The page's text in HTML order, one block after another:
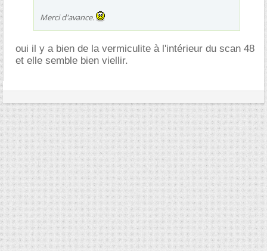
Merci d'avance.
oui il y a bien de la vermiculite à l'intérieur du scan 48
et elle semble bien viellir.